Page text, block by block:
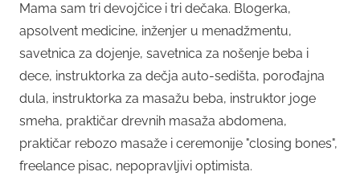
Mama sam tri devojčice i tri dečaka. Blogerka,
apsolvent medicine, inženjer u menadžmentu,
savetnica za dojenje, savetnica za nošenje beba i
dece, instruktorka za dečja auto-sedišta, porođajna
dula, instruktorka za masažu beba, instruktor joge
smeha, praktičar drevnih masaža abdomena,
praktičar rebozo masaže i ceremonije "closing bones",
freelance pisac, nepopravljivi optimista.